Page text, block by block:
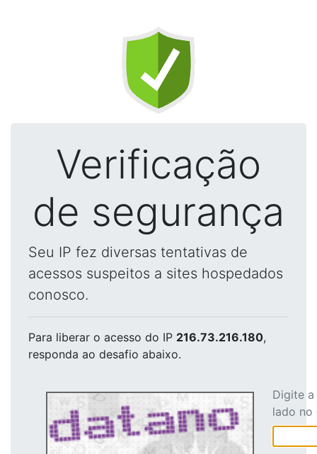
Verificação
de segurança
Seu IP fez diversas tentativas de
acessos suspeitos a sites hospedados
conosco.
Para liberar o acesso do IP 216.73.216.180,
responda ao desafio abaixo.
Digite
lado no